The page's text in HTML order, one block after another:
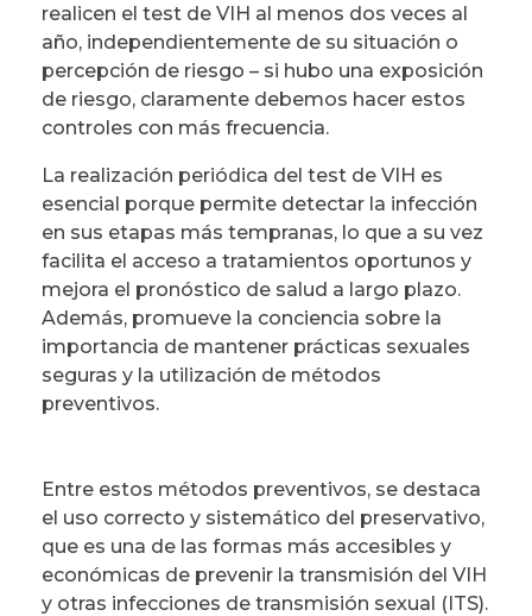
realicen el test de VIH al menos dos veces al
año, independientemente de su situación o
percepción de riesgo – si hubo una exposición
de riesgo, claramente debemos hacer estos
controles con más frecuencia.
La realización periódica del test de VIH es
esencial porque permite detectar la infección
en sus etapas más tempranas, lo que a su vez
facilita el acceso a tratamientos oportunos y
mejora el pronóstico de salud a largo plazo.
Además, promueve la conciencia sobre la
importancia de mantener prácticas sexuales
seguras y la utilización de métodos
preventivos.
Entre estos métodos preventivos, se destaca
el uso correcto y sistemático del preservativo,
que es una de las formas más accesibles y
económicas de prevenir la transmisión del VIH
y otras infecciones de transmisión sexual (ITS).